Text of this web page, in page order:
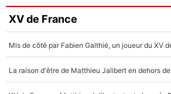
XV de France